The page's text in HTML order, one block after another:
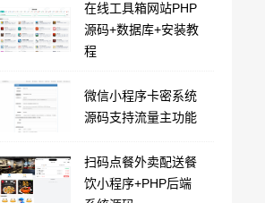
在线工具箱网站PHP
源码+数据库+安装教
程
微信小程序卡密系统
源码支持流量主功能
扫码点餐外卖配送餐
饮小程序+PHP后端